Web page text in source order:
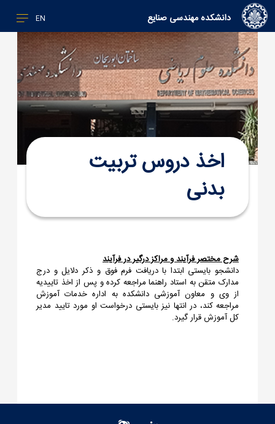
EN دانشکده مهندسی صنایع
اخذ دروس تربیت
بدنی
شرح مختصر فرآیند و مراکز درگیر در فرآیند
دانشجو بایستی ابتدا با دریافت فرم فوق و ذکر دلایل و درج
مدارک متقن به استاد راهنما مراجعه کرده و پس از اخذ تاییدیه
از وی و معاون آموزشی دانشکده به اداره خدمات آموزش
مراجعه کند، در انتها نیز بایستی درخواست او مورد تایید مدیر
کل آموزش قرار گیرد.